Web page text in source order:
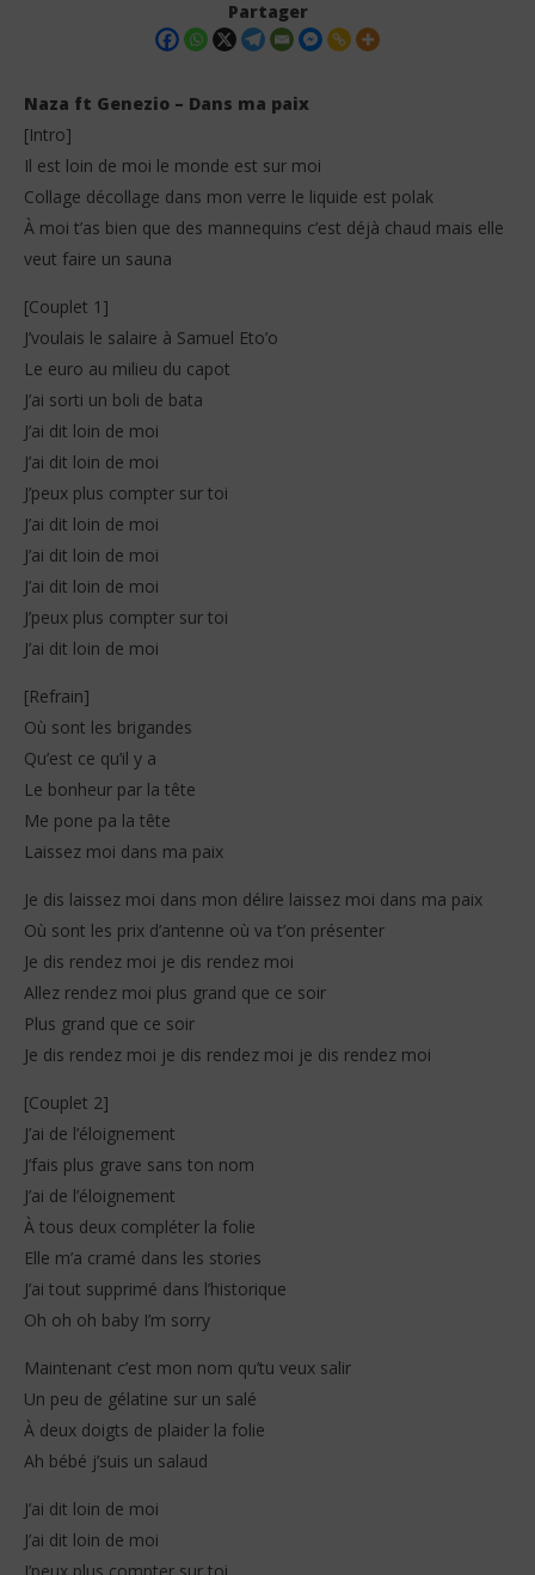
Naza ft Genezio – Dans ma paix (Lyrics)
1
novembre
2025
Stone
Partager
Naza ft Genezio – Dans ma paix
[Intro]
Il est loin de moi le monde est sur moi
Collage décollage dans mon verre le liquide est polak
À moi t’as bien que des mannequins c’est déjà chaud mais elle
veut faire un sauna
[Couplet 1]
J’voulais le salaire à Samuel Eto’o
Le euro au milieu du capot
J’ai sorti un boli de bata
J’ai dit loin de moi
J’ai dit loin de moi
J’peux plus compter sur toi
J’ai dit loin de moi
J’ai dit loin de moi
J’ai dit loin de moi
J’peux plus compter sur toi
J’ai dit loin de moi
[Refrain]
Où sont les brigandes
Qu’est ce qu’il y a
Le bonheur par la tête
Me pone pa la tête
Laissez moi dans ma paix
Je dis laissez moi dans mon délire laissez moi dans ma paix
Où sont les prix d’antenne où va t’on présenter
Je dis rendez moi je dis rendez moi
Allez rendez moi plus grand que ce soir
Plus grand que ce soir
Je dis rendez moi je dis rendez moi je dis rendez moi
[Couplet 2]
J’ai de l’éloignement
J’fais plus grave sans ton nom
J’ai de l’éloignement
À tous deux compléter la folie
Elle m’a cramé dans les stories
J’ai tout supprimé dans l’historique
Oh oh oh baby I’m sorry
Maintenant c’est mon nom qu’tu veux salir
Un peu de gélatine sur un salé
À deux doigts de plaider la folie
Ah bébé j’suis un salaud
J’ai dit loin de moi
J’ai dit loin de moi